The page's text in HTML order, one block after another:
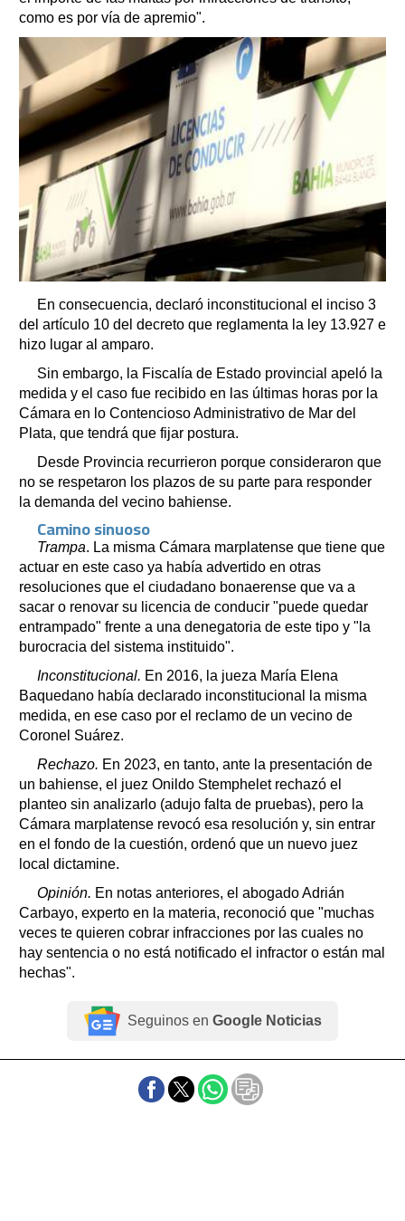
como es por vía de apremio".
En consecuencia, declaró inconstitucional el inciso 3
del artículo 10 del decreto que reglamenta la ley 13.927 e
hizo lugar al amparo.
Sin embargo, la Fiscalía de Estado provincial apeló la
medida y el caso fue recibido en las últimas horas por la
Cámara en lo Contencioso Administrativo de Mar del
Plata, que tendrá que fijar postura.
Desde Provincia recurrieron porque consideraron que
no se respetaron los plazos de su parte para responder
la demanda del vecino bahiense.
Camino sinuoso
Trampa. La misma Cámara marplatense que tiene que
actuar en este caso ya había advertido en otras
resoluciones que el ciudadano bonaerense que va a
sacar o renovar su licencia de conducir "puede quedar
entrampado" frente a una denegatoria de este tipo y "la
burocracia del sistema instituido".
Inconstitucional. En 2016, la jueza María Elena
Baquedano había declarado inconstitucional la misma
medida, en ese caso por el reclamo de un vecino de
Coronel Suárez.
Rechazo. En 2023, en tanto, ante la presentación de
un bahiense, el juez Onildo Stemphelet rechazó el
planteo sin analizarlo (adujo falta de pruebas), pero la
Cámara marplatense revocó esa resolución y, sin entrar
en el fondo de la cuestión, ordenó que un nuevo juez
local dictamine.
Opinión. En notas anteriores, el abogado Adrián
Carbayo, experto en la materia, reconoció que "muchas
veces te quieren cobrar infracciones por las cuales no
hay sentencia o no está notificado el infractor o están mal
hechas".
Seguinos en Google Noticias